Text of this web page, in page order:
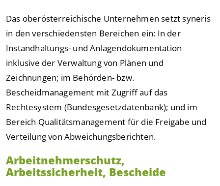
Das oberösterreichische Unternehmen setzt syneris
in den verschiedensten Bereichen ein: In der
Instandhaltungs- und Anlagendokumentation
inklusive der Verwaltung von Plänen und
Zeichnungen; im Behörden- bzw.
Bescheidmanagement mit Zugriff auf das
Rechtesystem (Bundesgesetzdatenbank); und im
Bereich Qualitätsmanagement für die Freigabe und
Verteilung von Abweichungsberichten.
Arbeitnehmerschutz,
Arbeitssicherheit, Bescheide